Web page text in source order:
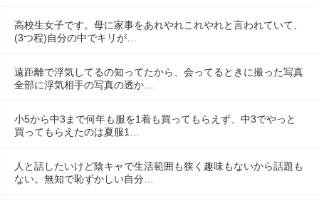
高校生女子です。母に家事をあれやれこれやれと言われていて、
(3つ程)自分の中でキリが…
遠距離で浮気してるの知ってたから、会ってるときに撮った写真
全部に浮気相手の写真の透か…
小5から中3まで何年も服を1着も買ってもらえず、中3でやっと
買ってもらえたのは夏服1…
人と話したいけど陰キャで生活範囲も狭く趣味もないから話題も
ない。無知で恥ずかしい自分…